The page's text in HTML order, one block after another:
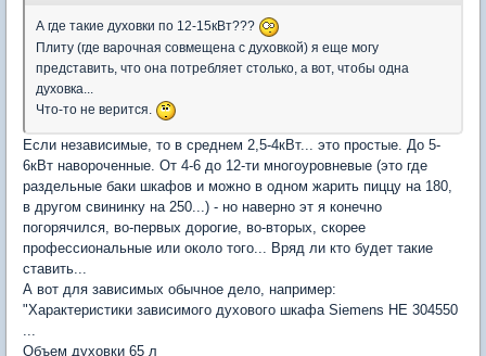
А где такие духовки по 12-15кВт???
Плиту (где варочная совмещена с духовкой) я еще могу
представить, что она потребляет столько, а вот, чтобы одна
духовка...
Что-то не верится.
Если независимые, то в среднем 2,5-4кВт... это простые. До 5-
6кВт навороченные. От 4-6 до 12-ти многоуровневые (это где
раздельные баки шкафов и можно в одном жарить пиццу на 180,
в другом свининку на 250...) - но наверно эт я конечно
погорячился, во-первых дорогие, во-вторых, скорее
профессиональные или около того... Вряд ли кто будет такие
ставить...
А вот для зависимых обычное дело, например:
"Характеристики зависимого духового шкафа Siemens HE 304550
Объем духовки 65 л